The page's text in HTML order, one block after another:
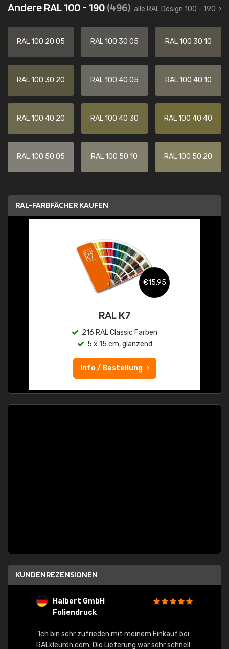
Andere RAL 100 - 190(496) alle RAL Design 100 - 190
RAL 100 20 05 RAL 100 30 05 RAL 100 30 10
RAL 100 30 20 RAL 100 40 05 RAL 100 40 10
RAL 100 40 20 RAL 100 40 30 RAL 100 40 40
RAL 100 50 05 RAL 100 50 10 RAL 100 50 20
RAL-FARBFÄCHER KAUFEN
€15,95
RAL K7
216 RAL Classic Farben
5 x 15 cm, glänzend
Info / Bestellung
KUNDENREZENSIONEN
Halbert GmbH
Foliendruck
"Ich bin sehr zufrieden mit meinem Einkauf bei
RALkleuren.com. Die Lieferung war sehr schnell